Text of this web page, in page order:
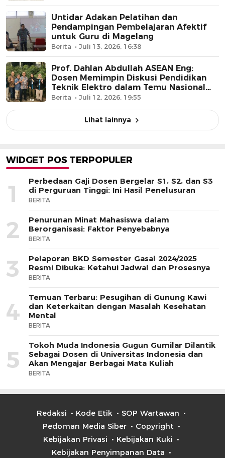
Untidar Adakan Pelatihan dan
Pendampingan Pembelajaran Afektif
untuk Guru di Magelang
Berita Juli 13, 2026, 16:38
Prof. Dahlan Abdullah ASEAN Eng:
Dosen Memimpin Diskusi Pendidikan
Teknik Elektro dalam Temu Nasional
FORTEI 2023″
Berita Juli 12, 2026, 19:55
Lihat lainnya
WIDGET POS TERPOPULER
1
Perbedaan Gaji Dosen Bergelar S1, S2, dan S3
di Perguruan Tinggi: Ini Hasil Penelusuran
BERITA
2
Penurunan Minat Mahasiswa dalam
Berorganisasi: Faktor Penyebabnya
BERITA
3
Pelaporan BKD Semester Gasal 2024/2025
Resmi Dibuka: Ketahui Jadwal dan Prosesnya
BERITA
4
Temuan Terbaru: Pesugihan di Gunung Kawi
dan Keterkaitan dengan Masalah Kesehatan
Mental
BERITA
5
Tokoh Muda Indonesia Gugun Gumilar Dilantik
Sebagai Dosen di Universitas Indonesia dan
Akan Mengajar Berbagai Mata Kuliah
BERITA
Redaksi Kode Etik
SOP Wartawan
Pedoman Media Siber
Copyright
Kebijakan Privasi
Kebijakan Kuki
Kebijakan Penyimpanan Data